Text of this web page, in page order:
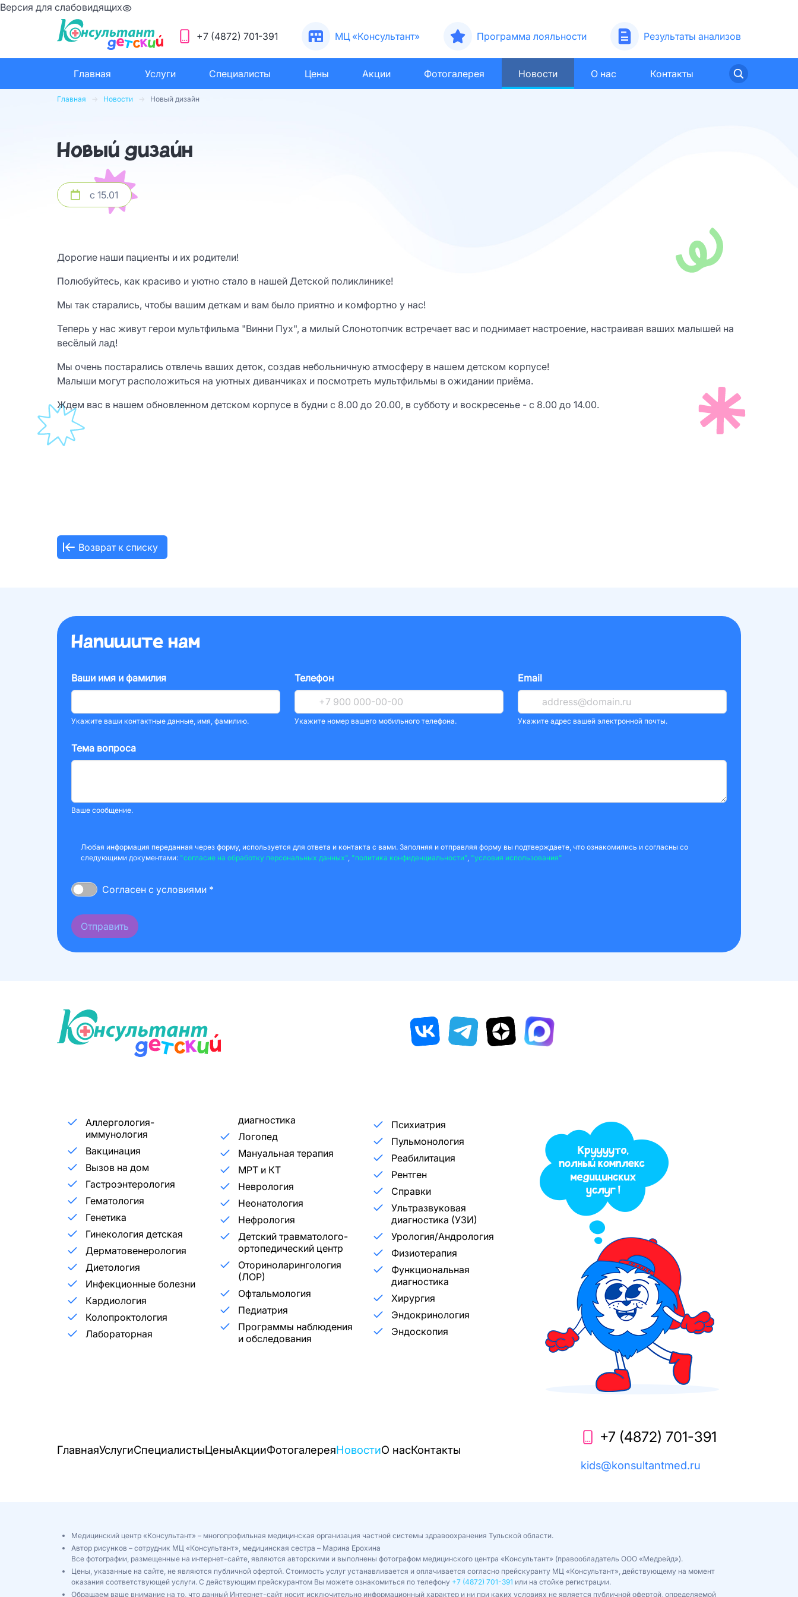
Версия для слабовидящих
+7 (4872) 701-391 МЦ «Консультант» Программа лояльности Результаты анализов
Главная Услуги Специалисты Цены Акции Фотогалерея Новости О нас Контакты
Главная Новости Новый дизайн
Новый дизайн
с 15.01
Дорогие наши пациенты и их родители!
Полюбуйтесь, как красиво и уютно стало в нашей Детской поликлинике!
Мы так старались, чтобы вашим деткам и вам было приятно и комфортно у нас!
Теперь у нас живут герои мультфильма "Винни Пух", а милый Слонотопчик встречает вас и поднимает настроение, настраивая ваших малышей на
весёлый лад!
Мы очень постарались отвлечь ваших деток, создав небольничную атмосферу в нашем детском корпусе!
Малыши могут расположиться на уютных диванчиках и посмотреть мультфильмы в ожидании приёма.
Ждем вас в нашем обновленном детском корпусе в будни с 8.00 до 20.00, в субботу и воскресенье - с 8.00 до 14.00.
Возврат к списку
Напишите нам
Ваши имя и фамилия
Укажите ваши контактные данные, имя, фамилию.
Телефон
Укажите номер вашего мобильного телефона.
Email
Укажите адрес вашей электронной почты.
Тема вопроса
Ваше сообщение.
Любая информация переданная через форму, используется для ответа и контакта с вами. Заполняя и отправляя форму вы подтверждаете, что ознакомились и согласны со
следующими документами: "согласие на обработку персональных данных", "политика конфиденциальности", "условия использования"
Согласен с условиями *
Отправить
Аллергология-
иммунология
Вакцинация
Вызов на дом
Гастроэнтерология
Гематология
Генетика
Гинекология детская
Дерматовенерология
Диетология
Инфекционные болезни
Кардиология
Колопроктология
Лабораторная
диагностика
Логопед
Мануальная терапия
МРТ и КТ
Неврология
Неонатология
Нефрология
Детский травматолого-
ортопедический центр
Оториноларингология
(ЛОР)
Офтальмология
Педиатрия
Программы наблюдения
и обследования
Психиатрия
Пульмонология
Реабилитация
Рентген
Справки
Ультразвуковая
диагностика (УЗИ)
Урология/Андрология
Физиотерапия
Функциональная
диагностика
Хирургия
Эндокринология
Эндоскопия
ГлавнаяУслугиСпециалистыЦеныАкцииФотогалереяНовостиО насКонтакты
+7 (4872) 701-391
kids@konsultantmed.ru
Медицинский центр «Консультант» – многопрофильная медицинская организация частной системы здравоохранения Тульской области.
Автор рисунков – сотрудник МЦ «Консультант», медицинская сестра – Марина Ерохина
Все фотографии, размещенные на интернет-сайте, являются авторскими и выполнены фотографом медицинского центра «Консультант» (правообладатель ООО «Медрейд»).
Цены, указанные на сайте, не являются публичной офертой. Стоимость услуг устанавливается и оплачивается согласно прейскуранту МЦ «Консультант», действующему на момент
оказания соответствующей услуги. С действующим прейскурантом Вы можете ознакомиться по телефону +7 (4872) 701-391 или на стойке регистрации.
Обращаем ваше внимание на то, что данный Интернет-сайт носит исключительно информационный характер и ни при каких условиях не является публичной офертой, определяемой